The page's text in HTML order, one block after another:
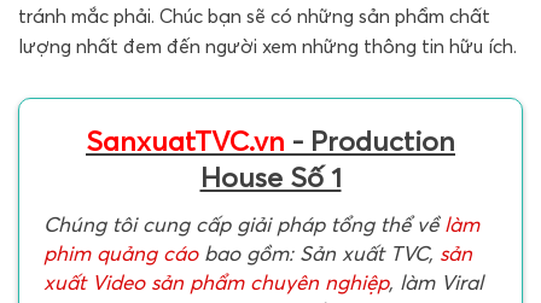
tránh mắc phải. Chúc bạn sẽ có những sản phẩm chất
lượng nhất đem đến người xem những thông tin hữu ích.
SanxuatTVC.vn - Production
House Số 1
Chúng tôi cung cấp giải pháp tổng thể vềlàm
phim quảng cáobao gồm: Sản xuất TVC, sản
xuất Video sản phẩm chuyên nghiệp, làm Viral